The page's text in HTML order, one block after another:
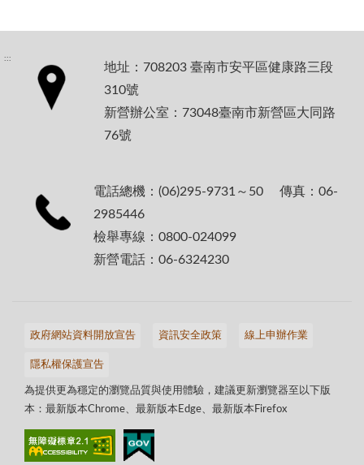
:::
地址：708203 臺南市安平區健康路三段
310號
新營辦公室：73048臺南市新營區大同路
76號
電話總機：(06)295-9731～50 傳真：06-
2985446
檢舉專線：0800-024099
新營電話：06-6324230
政府網站資料開放宣告 資訊安全政策 線上申辦作業
隱私權保護宣告
為提供更為穩定的瀏覽品質與使用體驗，建議更新瀏覽器至以下版
本：最新版本Chrome、最新版本Edge、最新版本Firefox